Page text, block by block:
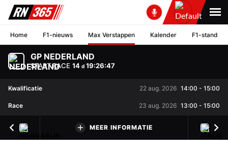
Home F1-nieuws Max Verstappen Kalender F1-stand
GP NEDERLAND
START RACE 14 d 19:26:46
Kwalificatie 22 aug. 2026 14:00 - 15:00
Race 23 aug. 2026 13:00 - 15:00
MEER INFORMATIE